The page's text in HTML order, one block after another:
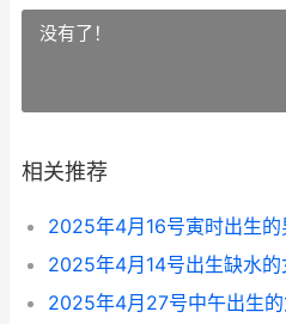
没有了！
相关推荐